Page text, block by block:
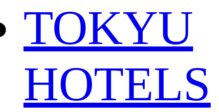
TOKYU
HOTELS